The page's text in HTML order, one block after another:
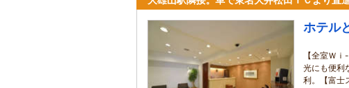
ホテル
【全室Ｗ
光にも便利
利。【富士